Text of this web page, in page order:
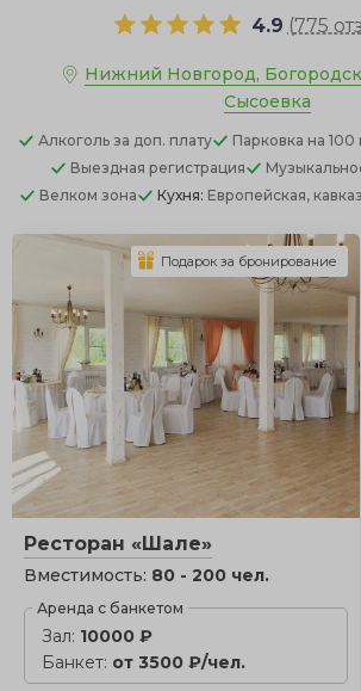
4.9 (775
Нижний Новгород,
Сысоевка
Алкоголь за доп. плату Парковка на
Выездная регистрация
Велком зона
Кухня: Европейская,
Ресторан «Шале»
Вместимость: 80 - 200 чел.
Аренда с банкетом
Зал: 10000 ₽
Банкет: от 3500 ₽/чел.
Подарок за бронирование